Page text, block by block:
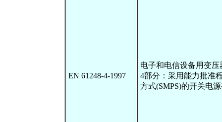
EN 61248-4-1997
电子和电信设备用变
4部分：采用能力批准
方式(SMPS)的开关电